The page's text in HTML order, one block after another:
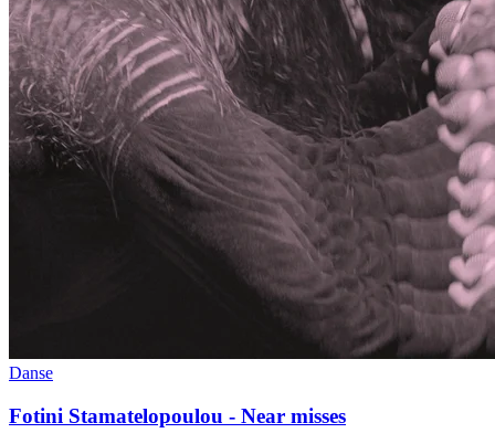
Danse
Fotini Stamatelopoulou - Near misses